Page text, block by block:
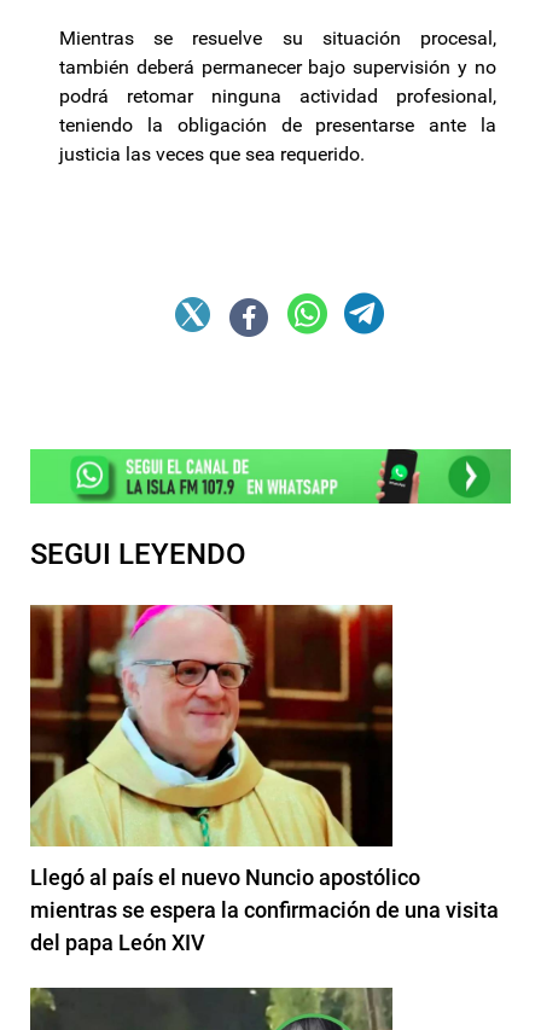
Mientras se resuelve su situación procesal,
también deberá permanecer bajo supervisión y no
podrá retomar ninguna actividad profesional,
teniendo la obligación de presentarse ante la
justicia las veces que sea requerido.
SEGUI LEYENDO
Llegó al país el nuevo Nuncio apostólico
mientras se espera la confirmación de una visita
del papa León XIV